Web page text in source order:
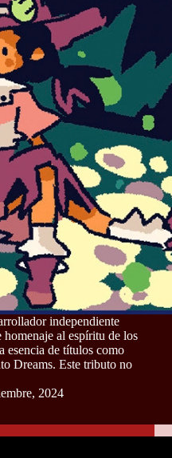
independiente
al espíritu de los
esencia de títulos como
Dreams. Este tributo no
2024